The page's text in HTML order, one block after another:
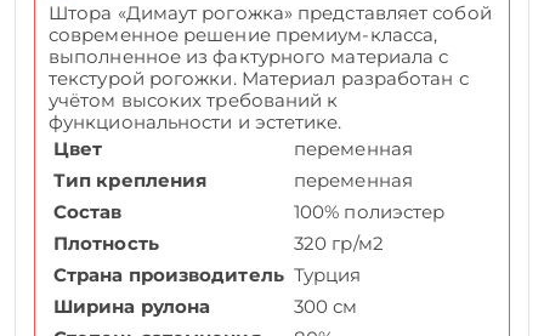
Штора «Димаут рогожка» представляет собой
современное решение премиум-класса,
выполненное из фактурного материала с
текстурой рогожки. Материал разработан с
учётом высоких требований к
функциональности и эстетике.
Цвет
переменная
Тип крепления
переменная
Состав
100% полиэстер
Плотность
320 гр/м2
Страна производитель Турция
Ширина рулона
300 см